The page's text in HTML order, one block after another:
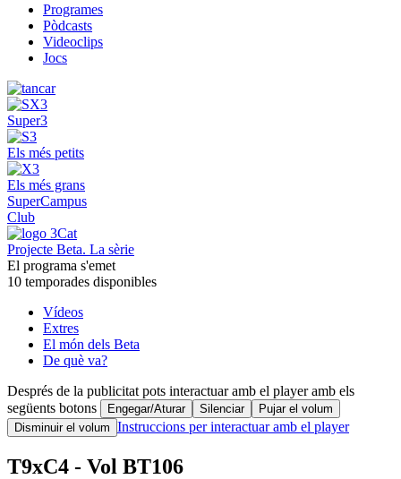
Programes
Pòdcasts
Videoclips
Jocs
Super3
Els més petits
Els més grans
SuperCampus
Club
Projecte Beta. La sèrie
El programa s'emet
10 temporades disponibles
Vídeos
Extres
El món dels Beta
De què va?
Després de la publicitat pots interactuar amb el player amb els
següents botons
Engegar/Aturar Silenciar
Pujar el volum
Disminuir el volum Instruccions per interactuar amb el player
T9xC4 - Vol BT106